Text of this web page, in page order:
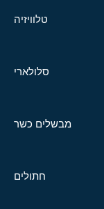
טלוויזיה
סלולארי
מבשלים כשר
חתולים